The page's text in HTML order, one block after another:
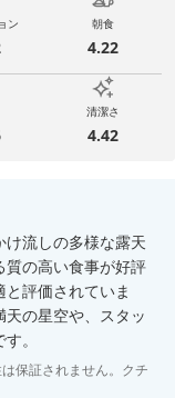
ン 朝食
4.22
清潔さ
4.42
流しの多様な露天
質の高い食事が好評
評価されていま
の星空や、スタッ
。
保証されません。クチ